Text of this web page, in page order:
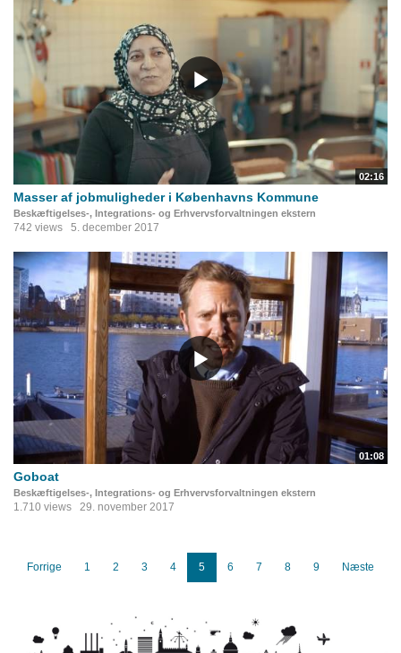
02:16
Masser af jobmuligheder i Københavns Kommune
Beskæftigelses-, Integrations- og Erhvervsforvaltningen ekstern
742 views 5. december 2017
01:08
Goboat
Beskæftigelses-, Integrations- og Erhvervsforvaltningen ekstern
1.710 views 29. november 2017
Forrige 1 2 3 4 5 6 7 8 9 Næste